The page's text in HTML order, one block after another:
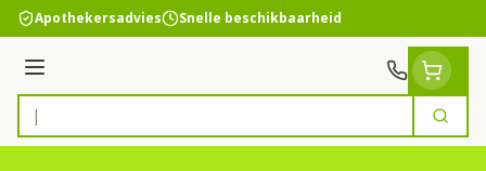
Ga naar de inhoud
Apothekersadvies Snelle beschikbaarheid
Menu
Product, merk, categorie...
Zoek